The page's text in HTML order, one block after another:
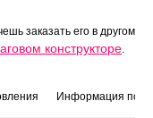
заказать его в другом
конструкторе
Информация по